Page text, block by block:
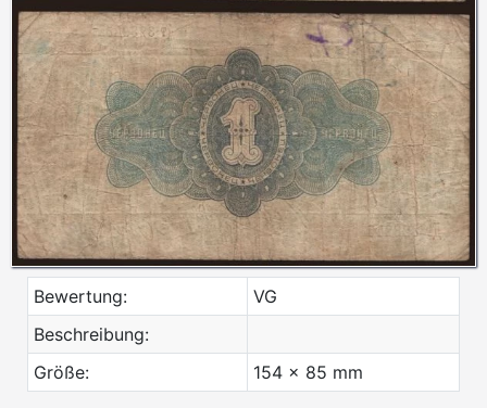
Bewertung:
VG
Beschreibung:
Größe:
154 x 85 mm